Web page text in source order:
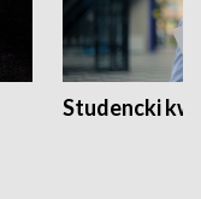
Studencki